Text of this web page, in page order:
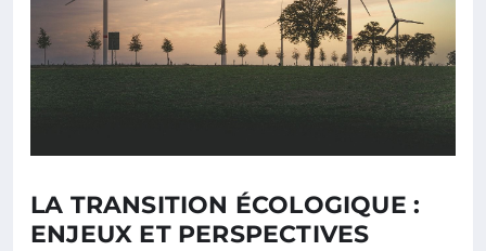
LA TRANSITION ÉCOLOGIQUE :
ENJEUX ET PERSPECTIVES